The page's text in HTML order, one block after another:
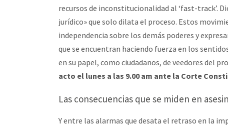
recursos de inconstitucionalidad al ‘fast-track’.
jurídico» que solo dilata el proceso. Estos
independencia sobre los demás poderes y
que se encuentran haciendo fuerza en los
en su papel, como ciudadanos, de veedores del
acto el lunes a las 9.00 am ante la Corte
Las consecuencias que se miden en
Y entre las alarmas que desata el retraso en la